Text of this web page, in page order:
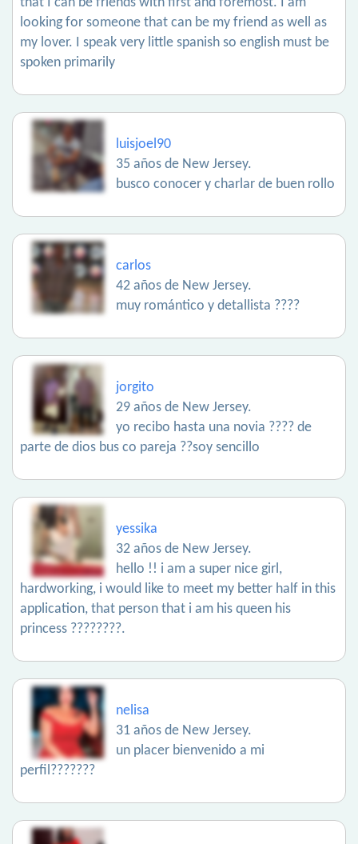
looking for someone that can be my friend as well as
my lover. I speak very little spanish so english must be
spoken primarily
luisjoel90
35 años de New Jersey.
busco conocer y charlar de buen rollo
carlos
42 años de New Jersey.
muy romántico y detallista ????
jorgito
29 años de New Jersey.
yo recibo hasta una novia ???? de
parte de dios bus co pareja ??soy sencillo
yessika
32 años de New Jersey.
hello !! i am a super nice girl,
hardworking, i would like to meet my better half in this
application, that person that i am his queen his
princess ????????.
nelisa
31 años de New Jersey.
un placer bienvenido a mi
perfil???????